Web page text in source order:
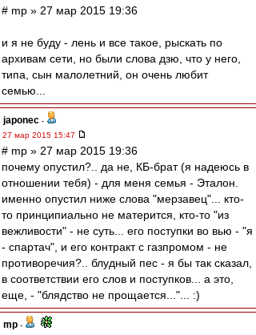
# mp » 27 мар 2015 19:36
и я не буду - лень и все такое, рыскать по
архивам сети, но были слова дзю, что у него,
типа, сын малолетний, он очень любит
семью...
japonec -
27 мар 2015 15:47
# mp » 27 мар 2015 19:36
почему опустил?.. да не, КБ-брат (я надеюсь в
отношении тебя) - для меня семья - Эталон.
именно опустил ниже слова "мерзавец"... кто-
то принципиально не матерится, кто-то "из
вежливости" - не суть... его поступки во вью - "я
- спартач", и его контракт с газпромом - не
противоречия?.. блудный пес - я бы так сказал,
в соответствии его слов и поступков... а это,
еще, - "блядство не прощается..."... :)
mp -